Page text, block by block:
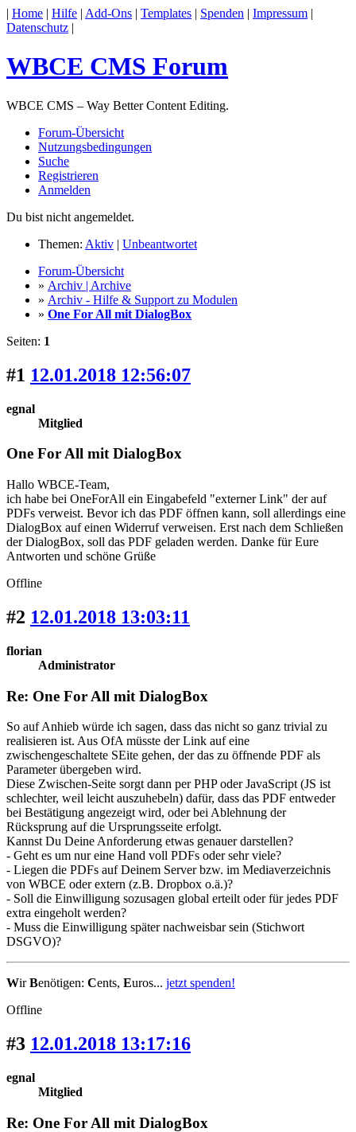
| Home | Hilfe | Add-Ons | Templates | Spenden | Impressum |
Datenschutz |
WBCE CMS Forum
WBCE CMS – Way Better Content Editing.
Forum-Übersicht
Nutzungsbedingungen
Suche
Registrieren
Anmelden
Du bist nicht angemeldet.
Themen: Aktiv | Unbeantwortet
Forum-Übersicht
» Archiv | Archive
» Archiv - Hilfe & Support zu Modulen
» One For All mit DialogBox
Seiten: 1
#1 12.01.2018 12:56:07
egnal
Mitglied
One For All mit DialogBox
Hallo WBCE-Team,
ich habe bei OneForAll ein Eingabefeld "externer Link" der auf
PDFs verweist. Bevor ich das PDF öffnen kann, soll allerdings eine
DialogBox auf einen Widerruf verweisen. Erst nach dem Schließen
der DialogBox, soll das PDF geladen werden. Danke für Eure
Antworten und schöne Grüße
Offline
#2 12.01.2018 13:03:11
florian
Administrator
Re: One For All mit DialogBox
So auf Anhieb würde ich sagen, dass das nicht so ganz trivial zu
realisieren ist. Aus OfA müsste der Link auf eine
zwischengeschaltete SEite gehen, der das zu öffnende PDF als
Parameter übergeben wird.
Diese Zwischen-Seite sorgt dann per PHP oder JavaScript (JS ist
schlechter, weil leicht auszuhebeln) dafür, dass das PDF entweder
bei Bestätigung angezeigt wird, oder bei Ablehnung der
Rücksprung auf die Ursprungsseite erfolgt.
Kannst Du Deine Anforderung etwas genauer darstellen?
- Geht es um nur eine Hand voll PDFs oder sehr viele?
- Liegen die PDFs auf Deinem Server bzw. im Mediaverzeichnis
von WBCE oder extern (z.B. Dropbox o.ä.)?
- Soll die Einwilligung sozusagen global erteilt oder für jedes PDF
extra eingeholt werden?
- Muss die Einwilligung später nachweisbar sein (Stichwort
DSGVO)?
WirBenötigen: Cents, Euros... jetzt spenden!
Offline
#3 12.01.2018 13:17:16
egnal
Mitglied
Re: One For All mit DialogBox